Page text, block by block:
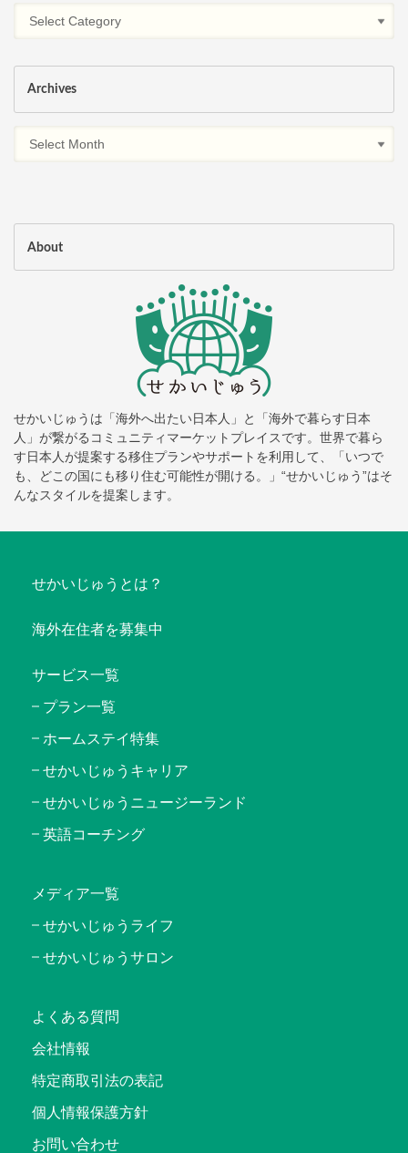
Archives
About
せかいじゅうは「海外へ出たい日本人」と「海外で暮らす日本
人」が繋がるコミュニティマーケットプレイスです。世界で暮ら
す日本人が提案する移住プランやサポートを利用して、「いつで
も、どこの国にも移り住む可能性が開ける。」“せかいじゅう”はそ
んなスタイルを提案します。
せかいじゅうとは？
海外在住者を募集中
サービス一覧
プラン一覧
ホームステイ特集
せかいじゅうキャリア
せかいじゅうニュージーランド
英語コーチング
メディア一覧
せかいじゅうライフ
せかいじゅうサロン
よくある質問
会社情報
特定商取引法の表記
個人情報保護方針
お問い合わせ